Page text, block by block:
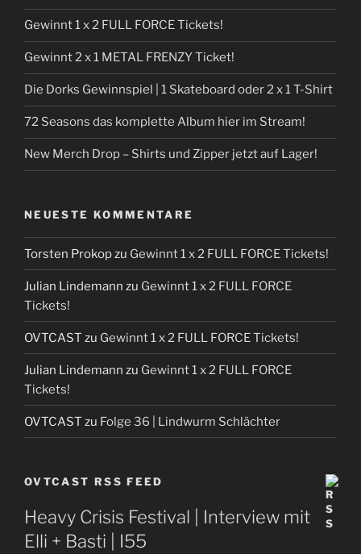
Gewinnt 1 x 2 FULL FORCE Tickets!
Gewinnt 2 x 1 METAL FRENZY Ticket!
Die Dorks Gewinnspiel | 1 Skateboard oder 2 x 1 T-Shirt
72 Seasons das komplette Album hier im Stream!
New Merch Drop – Shirts und Zipper jetzt auf Lager!
NEUESTE KOMMENTARE
Torsten Prokopzu Gewinnt 1 x 2 FULL FORCE Tickets!
Julian Lindemann zu Gewinnt 1 x 2 FULL FORCE
Tickets!
OVTCAST zu Gewinnt 1 x 2 FULL FORCE Tickets!
Julian Lindemann zu Gewinnt 1 x 2 FULL FORCE
Tickets!
OVTCAST zu Folge 36 | Lindwurm Schlächter
OVTCAST RSS FEED
Heavy Crisis Festival | Interview mit
Elli + Basti | I55